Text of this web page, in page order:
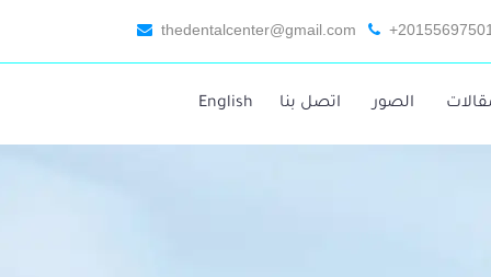
thedentalcenter@gmail.com
الصور اتصل بنا English